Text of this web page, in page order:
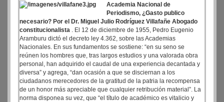
Academia Nacional de
Periodismo, ¿Gasto publico
necesario? Por el Dr. Miguel Julio Rodríguez Villafañe Abogado
constitucionalista . El 12 de diciembre de 1955, Pedro Eugenio
Aramburu dictó el decreto ley 4.362, sobre las Academias
Nacionales. En sus fundamentos se sostiene: “en su seno se
reúnen los hombres que, tras largos estudios y una valorada obra
personal, han adquirido el caudal de una experiencia decantada y
diversa” y agrega, “dan ocasión a que se disciernan a los
ciudadanos merecedores de la gratitud de la patria la recompensa
de un honor más apreciable que cualquier retribución material”. La
norma disponea su vez, que “el título de académico es vitalicio y